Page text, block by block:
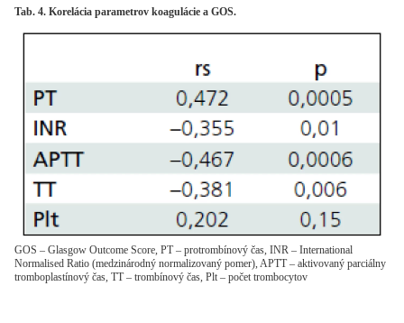
Tab. 4. Korelácia parametrov koagulácie a GOS.
GOS – Glasgow Outcome Score, PT – protrombínový čas, INR – International
Normalised Ratio (medzinárodný normalizovaný pomer), APTT – aktivovaný parciálny
tromboplastínový čas, TT – trombínový čas, Plt – počet trombocytov